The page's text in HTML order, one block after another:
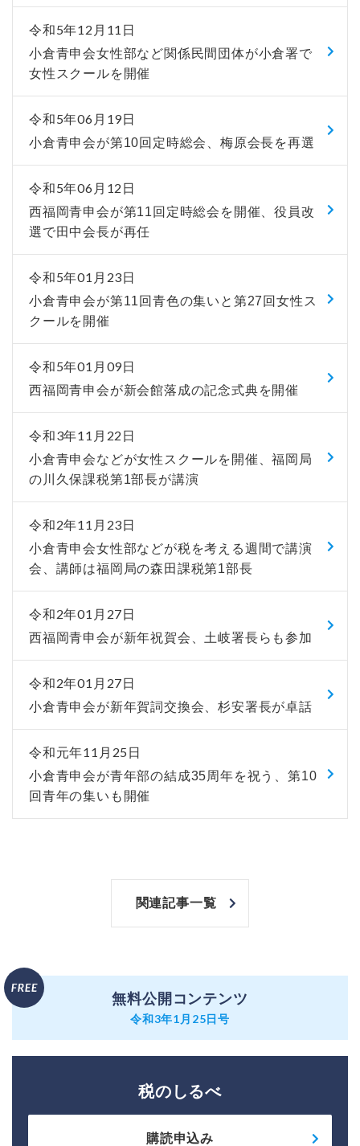
令和5年12月11日
小倉青申会女性部など関係民間団体が小倉署で
女性スクールを開催
令和5年06月19日
小倉青申会が第10回定時総会、梅原会長を再選
令和5年06月12日
西福岡青申会が第11回定時総会を開催、役員改
選で田中会長が再任
令和5年01月23日
小倉青申会が第11回青色の集いと第27回女性ス
クールを開催
令和5年01月09日
西福岡青申会が新会館落成の記念式典を開催
令和3年11月22日
小倉青申会などが女性スクールを開催、福岡局
の川久保課税第1部長が講演
令和2年11月23日
小倉青申会女性部などが税を考える週間で講演
会、講師は福岡局の森田課税第1部長
令和2年01月27日
西福岡青申会が新年祝賀会、土岐署長らも参加
令和2年01月27日
小倉青申会が新年賀詞交換会、杉安署長が卓話
令和元年11月25日
小倉青申会が青年部の結成35周年を祝う、第10
回青年の集いも開催
関連記事一覧
無料公開コンテンツ
令和3年1月25日号
税のしるべ
購読申込み